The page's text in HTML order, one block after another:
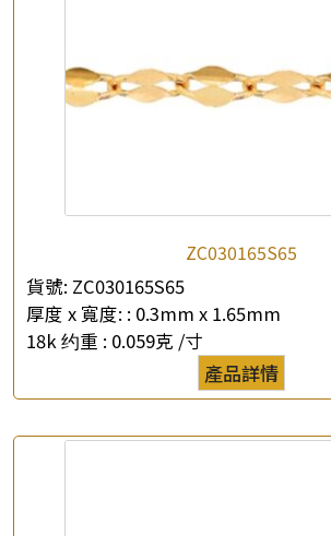
ZC030165S65
貨號: ZC030165S65
厚度 x 寬度: : 0.3mm x 1.65mm
18k 约重 : 0.059克 /寸
產品詳情